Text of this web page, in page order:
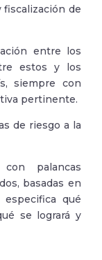
de
entre los
estos y los
siempre con
pertinente.
de riesgo a la
palancas
basadas en
qué
se logrará y